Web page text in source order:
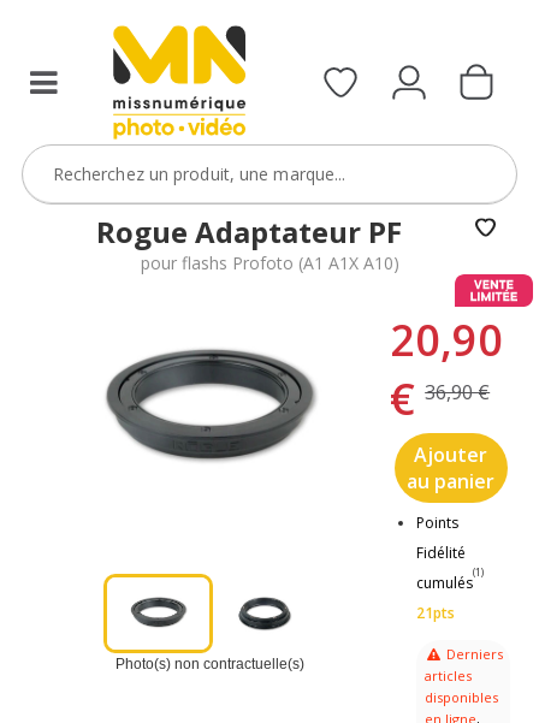
Rogue Adaptateur PF
pour flashs Profoto (A1 A1X A10)
Photo(s) non contractuelle(s)
20,90
€ 36,90 €
Ajouter
au panier
Points
Fidélité
cumulés
(1)
21pts
Derniers
articles
disponibles
en ligne,